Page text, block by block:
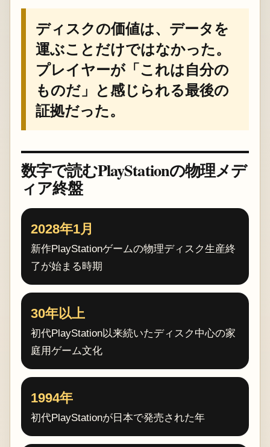
ディスクの価値は、データを
運ぶことだけではなかった。
プレイヤーが「これは自分の
ものだ」と感じられる最後の
証拠だった。
数字で読むPlayStationの物理メデ
ィア終盤
2028年1月
新作PlayStationゲームの物理ディスク生産終
了が始まる時期
30年以上
初代PlayStation以来続いたディスク中心の家
庭用ゲーム文化
1994年
初代PlayStationが日本で発売された年